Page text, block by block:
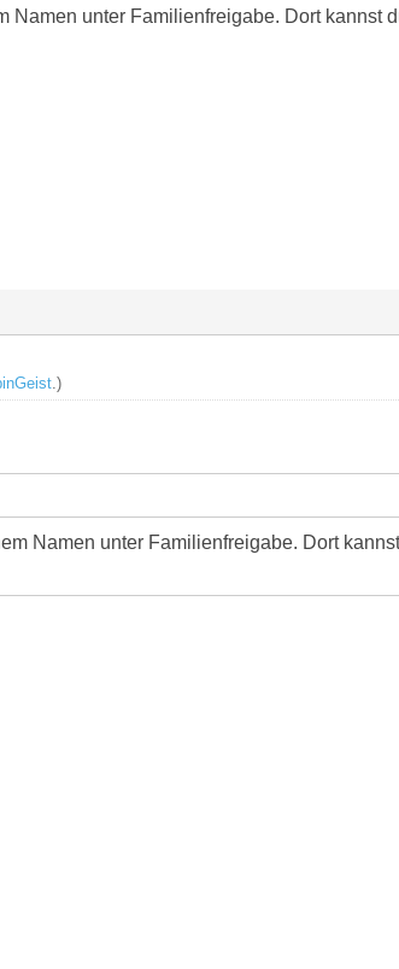
unter Familienfreigabe. Dort kannst
.)
Namen unter Familienfreigabe. Dort